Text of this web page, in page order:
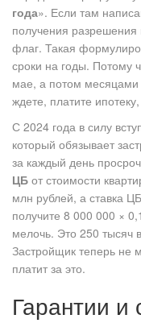
года». Если там
получения разрешения
флаг. Такая
сроки на годы. Потому
мае, а потом месяцами
ждете, платите
С 2024 года в силу
который обязывает
за каждый день
ЦБ от стоимости
млн рублей, а ставка
получите 8 000 000 ×
мелочь. Это 250 тысяч
Застройщик теперь не
платит за это.
Гарантии и